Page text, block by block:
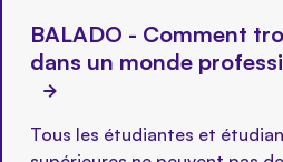
BALADO - Comment
dans un monde
Tous les étudiantes et